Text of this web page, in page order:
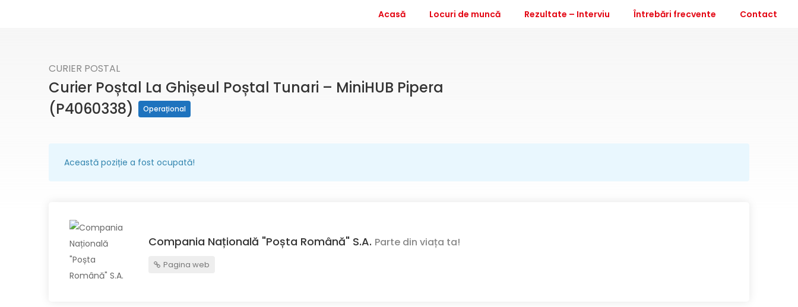
Acasă Locuri de muncă Rezultate – Interviu Întrebări frecvente Contact
CURIER POSTAL
Curier Poștal La Ghișeul Poștal Tunari – MiniHUB Pipera
(P4060338)
Operațional
Această poziție a fost ocupată!
Compania Națională "Poșta Română" S.A. Parte din viața ta!
Pagina web